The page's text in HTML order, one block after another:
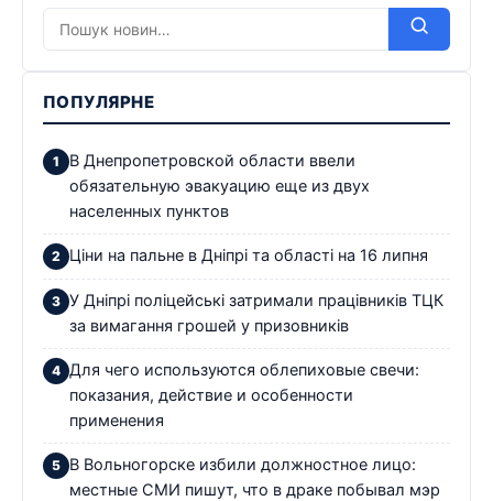
ПОПУЛЯРНЕ
В Днепропетровской области ввели
обязательную эвакуацию еще из двух
населенных пунктов
Ціни на пальне в Дніпрі та області на 16 липня
У Дніпрі поліцейські затримали працівників ТЦК
за вимагання грошей у призовників
Для чего используются облепиховые свечи:
показания, действие и особенности
применения
В Вольногорске избили должностное лицо:
местные СМИ пишут, что в драке побывал мэр